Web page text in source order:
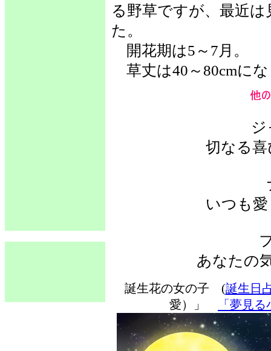
る野草ですが、最近
た。
開花期は5～7月。
草丈は40～80cmに
ジ
切なる
いつも
あなたの
誕生花の女の子 (誕生日
愛）」
「夢見